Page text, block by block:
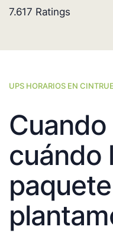
7.617 Ratings
UPS HORARIOS EN
cuándo